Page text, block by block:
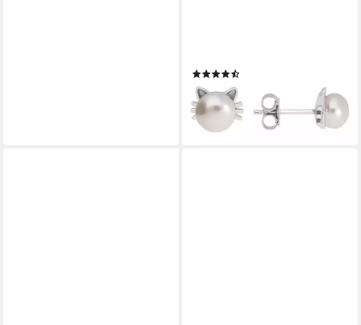
47,67 € UVP
-11%
lieferbar - in 1-2 Werktagen bei dir